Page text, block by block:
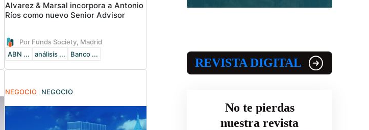
Alvarez & Marsal incorpora a Antonio
Ríos como nuevo Senior Advisor
Por Funds Society, Madrid
ABN ...
análisis ... Banco ...
NEGOCIO NEGOCIO
REVISTA DIGITAL
No te pierdas
nuestra revista